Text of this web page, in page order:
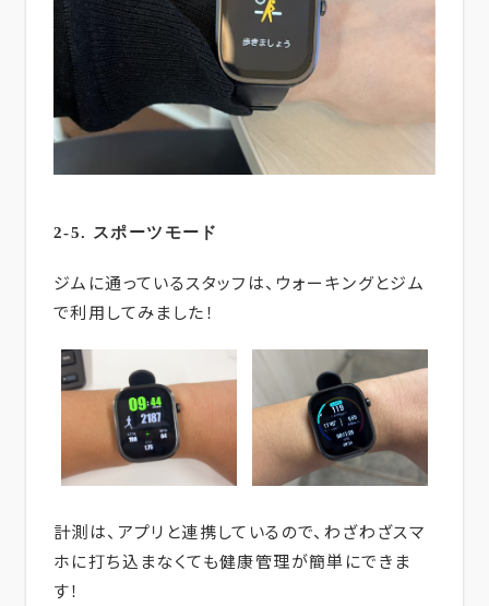
2-5. スポーツモード
ジムに通っているスタッフは、ウォーキングとジム
で利用してみました！
計測は、アプリと連携しているので、わざわざスマ
ホに打ち込まなくても健康管理が簡単にできま
す！